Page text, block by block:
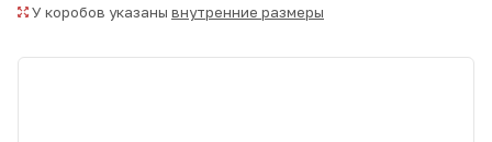
У коробов указаны внутренние размеры